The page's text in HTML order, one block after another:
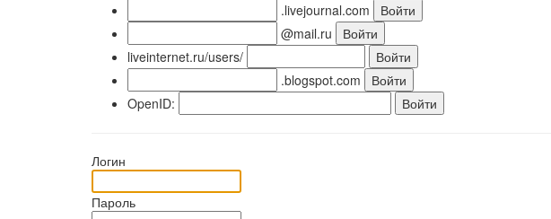
.livejournal.com
@mail.ru
liveinternet.ru/users/
.blogspot.com
OpenID:
Логин
Пароль